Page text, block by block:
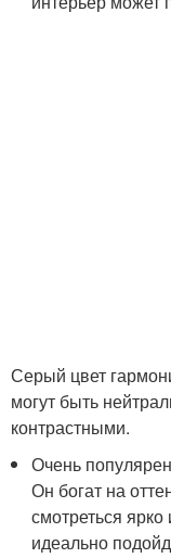
Серый цвет
могут быть
контрастными.
Очень
Он богат на
смотреться
идеально